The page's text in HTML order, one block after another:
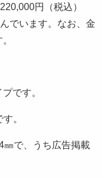
円（税込）
でいます。なお、金
です。
。
㎜で、うち広告掲載